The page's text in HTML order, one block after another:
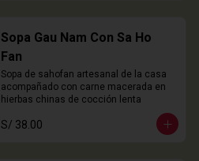
Sopa Gau Nam Con Sa Ho
Fan
Sopa de sahofan artesanal de la casa
acompañado con carne macerada en
hierbas chinas de cocción lenta
S/ 38.00